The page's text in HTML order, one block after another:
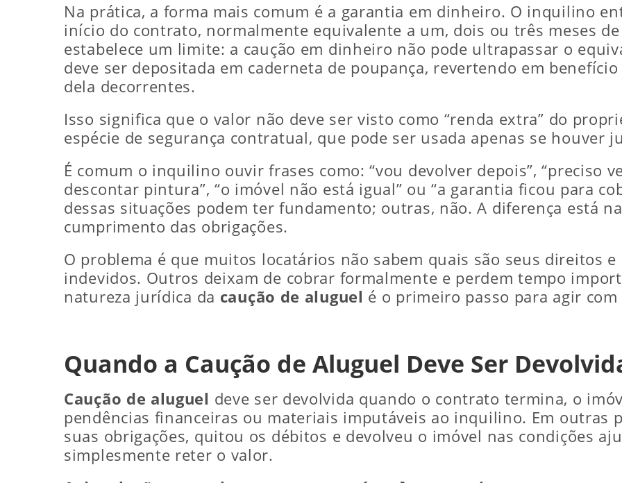
Na prática, a forma mais comum é a garantia em dinheiro. O inquilino
início do contrato, normalmente equivalente a um, dois ou três meses
estabelece um limite: a caução em dinheiro não pode ultrapassar o
deve ser depositada em caderneta de poupança, revertendo em
dela decorrentes.
Isso significa que o valor não deve ser visto como “renda extra” do
espécie de segurança contratual, que pode ser usada apenas se houver
É comum o inquilino ouvir frases como: “vou devolver depois”, “preciso
descontar pintura”, “o imóvel não está igual” ou “a garantia ficou para
dessas situações podem ter fundamento; outras, não. A diferença está
cumprimento das obrigações.
O problema é que muitos locatários não sabem quais são seus direitos e
indevidos. Outros deixam de cobrar formalmente e perdem tempo
natureza jurídica da caução de aluguel é o primeiro passo para agir com
Quando a Caução de Aluguel Deve Ser
Caução de aluguel deve ser devolvida quando o contrato termina, o
pendências financeiras ou materiais imputáveis ao inquilino. Em outras
suas obrigações, quitou os débitos e devolveu o imóvel nas condições
simplesmente reter o valor.